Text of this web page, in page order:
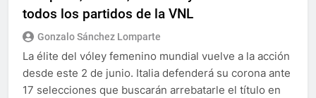
todos los partidos de la VNL
Gonzalo Sánchez Lomparte
La élite del vóley femenino mundial vuelve a la acción
desde este 2 de junio. Italia defenderá su corona ante
17 selecciones que buscarán arrebatarle el título en